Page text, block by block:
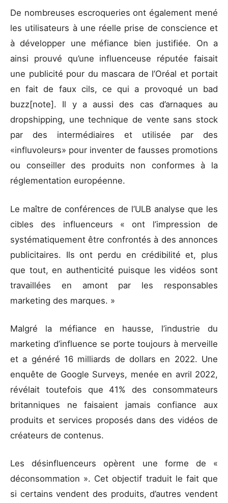
De nombreuses escroqueries ont également mené
les utilisateurs à une réelle prise de conscience et
à développer une méfiance bien justifiée. On a
ainsi prouvé qu’une influenceuse réputée faisait
une publicité pour du mascara de l’Oréal et portait
en fait de faux cils, ce qui a provoqué un bad
buzz[note]. Il y a aussi des cas d’arnaques au
dropshipping, une technique de vente sans stock
par des intermédiaires et utilisée par des
«influvoleurs» pour inventer de fausses promotions
ou conseiller des produits non conformes à la
réglementation européenne.
Le maître de conférences de l’ULB analyse que les
cibles des influenceurs « ont l’impression de
systématiquement être confrontés à des annonces
publicitaires. Ils ont perdu en crédibilité et, plus
que tout, en authenticité puisque les vidéos sont
travaillées en amont par les responsables
marketing des marques. »
Malgré la méfiance en hausse, l’industrie du
marketing d’influence se porte toujours à merveille
et a généré 16 milliards de dollars en 2022. Une
enquête de Google Surveys, menée en avril 2022,
révélait toutefois que 41% des consommateurs
britanniques ne faisaient jamais confiance aux
produits et services proposés dans des vidéos de
créateurs de contenus.
Les désinfluenceurs opèrent une forme de «
déconsommation ». Cet objectif traduit le fait que
si certains vendent des produits, d’autres vendent